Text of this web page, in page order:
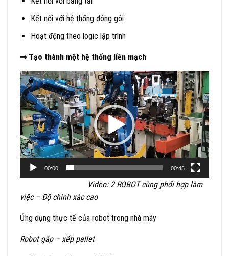
Kết nối với hệ thống đóng gói
Hoạt động theo logic lập trình
⇒ Tạo thành một hệ thống liền mạch
Trình
chơi
Video
00:00 00:45
Video: 2 ROBOT cùng phối hợp làm
việc – Độ chính xác cao
Ứng dụng thực tế của robot trong nhà máy
Robot gắp – xếp pallet